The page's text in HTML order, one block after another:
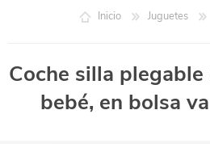
Inicio Juguetes
Coche silla
bebé, en bolsa